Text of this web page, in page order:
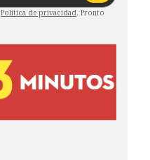
Política de privacidad. Pronto